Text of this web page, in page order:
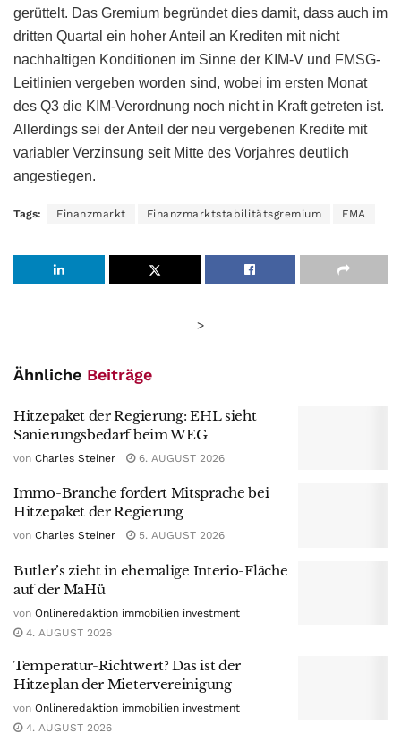
gerüttelt. Das Gremium begründet dies damit, dass auch im
dritten Quartal ein hoher Anteil an Krediten mit nicht
nachhaltigen Konditionen im Sinne der KIM-V und FMSG-
Leitlinien vergeben worden sind, wobei im ersten Monat
des Q3 die KIM-Verordnung noch nicht in Kraft getreten ist.
Allerdings sei der Anteil der neu vergebenen Kredite mit
variabler Verzinsung seit Mitte des Vorjahres deutlich
angestiegen.
Tags: Finanzmarkt Finanzmarktstabilitätsgremium FMA
>
Ähnliche Beiträge
Hitzepaket der Regierung: EHL sieht
Sanierungsbedarf beim WEG
von Charles Steiner 6. AUGUST 2026
Immo-Branche fordert Mitsprache bei
Hitzepaket der Regierung
von Charles Steiner 5. AUGUST 2026
Butler’s zieht in ehemalige Interio-Fläche
auf der MaHü
von Onlineredaktion immobilien investment
4. AUGUST 2026
Temperatur-Richtwert? Das ist der
Hitzeplan der Mietervereinigung
von Onlineredaktion immobilien investment
4. AUGUST 2026